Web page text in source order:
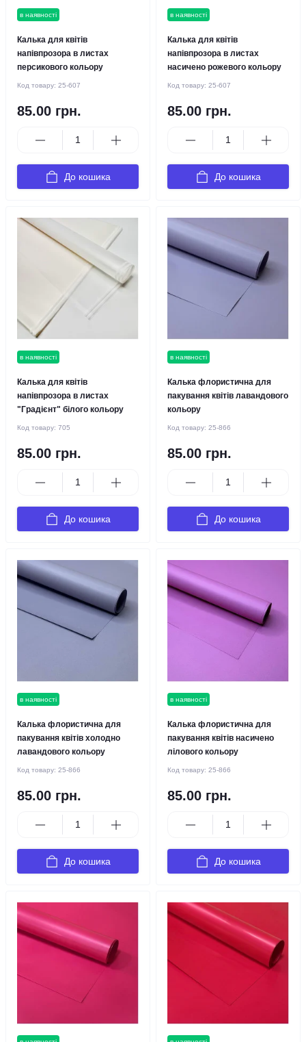
в наявності
Калька для квітів
напівпрозора в листах
персикового кольору
Код товару: 25-607
85.00 грн.
До кошика
в наявності
Калька для квітів
напівпрозора в листах
насичено рожевого кольору
Код товару: 25-607
85.00 грн.
До кошика
в наявності
Калька для квітів
напівпрозора в листах
"Градієнт" білого кольору
Код товару: 705
85.00 грн.
До кошика
в наявності
Калька флористична для
пакування квітів лавандового
кольору
Код товару: 25-866
85.00 грн.
До кошика
в наявності
Калька флористична для
пакування квітів холодно
лавандового кольору
Код товару: 25-866
85.00 грн.
До кошика
в наявності
Калька флористична для
пакування квітів насичено
лілового кольору
Код товару: 25-866
85.00 грн.
До кошика